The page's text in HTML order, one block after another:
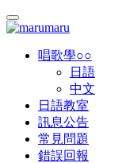
唱歌學○○
日語
中文
日語教室
訊息公告
常見問題
錯誤回報